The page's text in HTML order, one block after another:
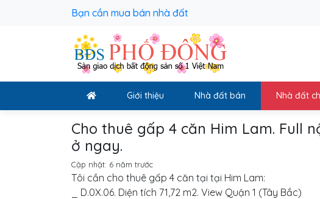
Bạn cần mua bán nhà đ
Giới thiệu Nhà đất bán Nhà đất
Cho thuê gấp 4 căn Him Lam. Full
ở ngay.
Cập nhật: 6 năm trước
Tôi cần cho thuê gấp 4 căn tại tại Him Lam:
_ D.0X.06. Diện tích 71,72 m2. View Quận 1 (Tây Bắc)